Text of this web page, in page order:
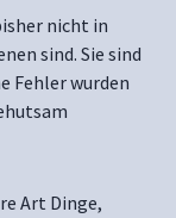
nicht in
sind. Sie sind
Fehler wurden
Art Dinge,